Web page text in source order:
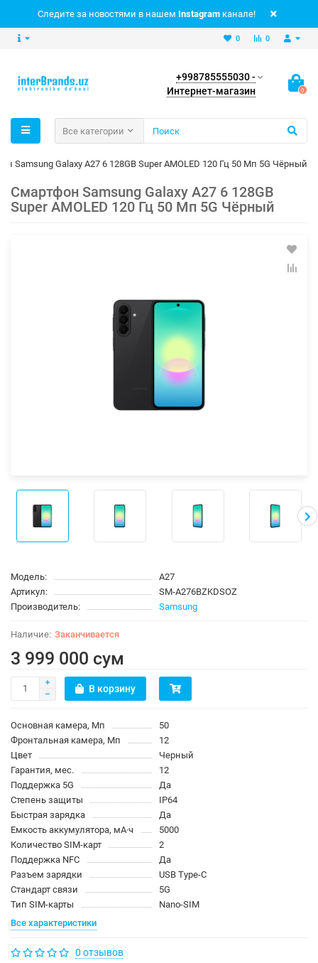
Следите за новостями в нашем Instagram канале!
0
0
+998785555030 -
Интернет-магазин
0
Все категории
Samsung Galaxy A27 6 128GB Super AMOLED 120 Гц 50 Мп 5G Чёрный
Смартфон Samsung Galaxy A27 6 128GB
Super AMOLED 120 Гц 50 Мп 5G Чёрный
Модель:
A27
Артикул:
SM-A276BZKDSOZ
Производитель:
Samsung
Заканчивается
3 999 000 сум
В корзину
Основная камера, Мп
50
Фронтальная камера, Мп
12
Цвет
Черный
Гарантия, мес.
12
Поддержка 5G
Да
Степень защиты
IP64
Быстрая зарядка
Да
Емкость аккумулятора, мА·ч
5000
Количество SIM-карт
2
Поддержка NFC
Да
Разъем зарядки
USB Type-C
Стандарт связи
5G
Тип SIM-карты
Nano-SIM
Все характеристики
0 отзывов